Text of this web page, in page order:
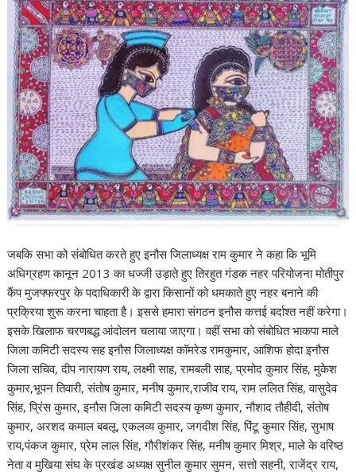
जबकि सभा को संबोधित करते हुए इनौस जिलाध्यक्ष राम कुमार ने कहा कि भूमि
अधिग्रहण कानून 2013 का धज्जी उड़ाते हुए तिरहुत गंडक नहर परियोजना मोतीपुर
कैंप मुजफ्फरपुर के पदाधिकारी के द्वारा किसानों को धमकाते हुए नहर बनाने की
प्रक्रिया शुरू करना चाहता है। इससे हमारा संगठन इनौस कत्तई बर्दाश्त नहीं करेगा।
इसके खिलाफ चरणबद्ध आंदोलन चलाया जाएगा। वहीं सभा को संबोधित भाकपा माले
जिला कमिटी सदस्य सह इनौस जिलाध्यक्ष कॉमरेड रामकुमार, आशिफ होदा इनौस
जिला सचिव, दीप नारायण राय, लक्ष्मी साह, रामबली साह, प्रमोद कुमार सिंह, मुकेश
कुमार,भूपन तिवारी, संतोष कुमार, मनीष कुमार,राजीव राय, राम ललित सिंह, वासुदेव
सिंह, प्रिंस कुमार, इनौस जिला कमिटी सदस्य कृष्ण कुमार, नौशाद तौहीदी, संतोष
कुमार, अरशद कमाल बबलू, एकलव्य कुमार, जगदीश सिंह, पिंटू कुमार सिंह, सुभाष
राय,पंकज कुमार, प्रेम लाल सिंह, गौरीशंकर सिंह, मनीष कुमार मिश्र, माले के वरिष्ठ
नेता व मुखिया संघ के प्रखंड अध्यक्ष सुनील कुमार सुमन, सत्तो सहनी, राजेंद्र राय,